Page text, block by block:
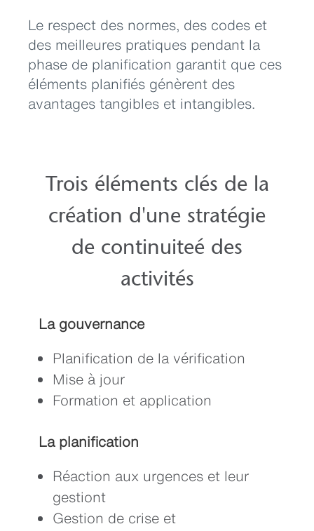
Le respect des normes, des codes et
des meilleures pratiques pendant la
phase de planification garantit que ces
éléments planifiés génèrent des
avantages tangibles et intangibles.
Trois éléments clés de la
création d'une stratégie
de continuiteé des
activités
La gouvernance
Planification de la vérification
Mise à jour
Formation et application
La planification
Réaction aux urgences et leur
gestiont
Gestion de crise et